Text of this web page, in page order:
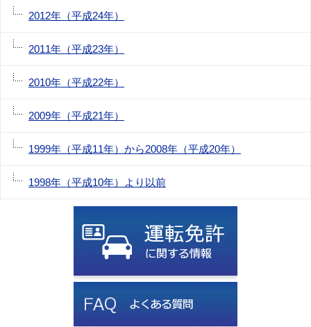
2012年（平成24年）
2011年（平成23年）
2010年（平成22年）
2009年（平成21年）
1999年（平成11年）から2008年（平成20年）
1998年（平成10年）より以前